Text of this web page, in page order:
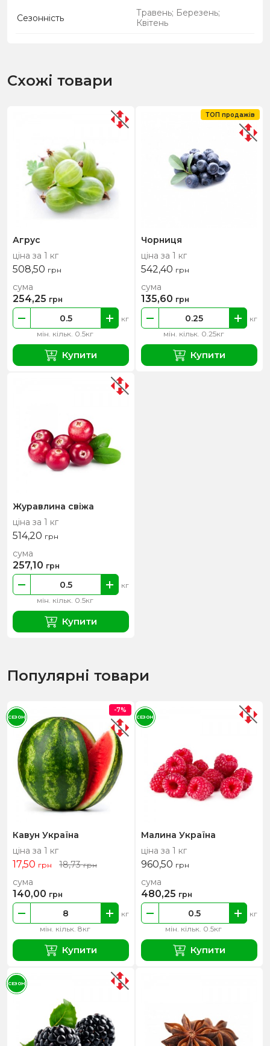
Сезонність
Травень; Березень;
Квітень
Схожі товари
Агрус
ціна за 1 кг
508,50 грн
мін. кільк. 0.5кг
кг
сума
254,25 грн
Купити
Чорниця
ціна за 1 кг
542,40 грн
мін. кільк. 0.25кг
кг
сума
135,60 грн
Купити
ТОП продажів
Журавлина свіжа
ціна за 1 кг
514,20 грн
мін. кільк. 0.5кг
кг
сума
257,10 грн
Купити
Популярні товари
Кавун Україна
ціна за 1 кг
17,50 грн 18,73грн
мін. кільк. 8кг
кг
сума
140,00 грн
Купити
-7%
СЕЗОН
Малина Україна
ціна за 1 кг
960,50 грн
мін. кільк. 0.5кг
кг
сума
480,25 грн
Купити
СЕЗОН
СЕЗОН